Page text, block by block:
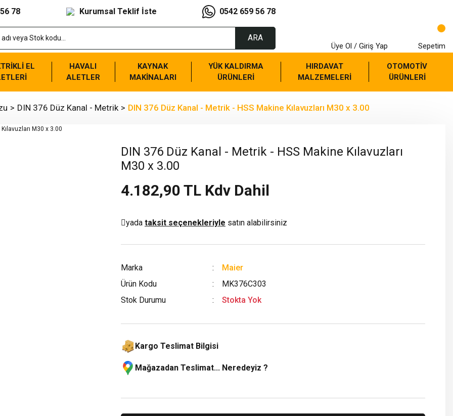
78 Kurumsal Teklif İste 0542 659 56 78
ARA
Üye Ol / Giriş Yap Sepetim
EL
HAVALI
ALETLER
KAYNAK
MAKİNALARI
YÜK KALDIRMA
ÜRÜNLERİ
HIRDAVAT
MALZEMELERİ
OTOMOTİV
ÜRÜNLERİ
DIN 376 Düz Kanal - Metrik DIN 376 Düz Kanal - Metrik - HSS Makine Kılavuzları M30 x 3.00
DIN 376 Düz Kanal - Metrik - HSS Makine Kılavuzları
M30 x 3.00
4.182,90 TL Kdv Dahil
yada taksit seçenekleriyle satın alabilirsiniz
Marka
Maier
Ürün Kodu
MK376C303
Stok Durumu
Stokta Yok
Kargo Teslimat Bilgisi
Mağazadan Teslimat... Neredeyiz ?